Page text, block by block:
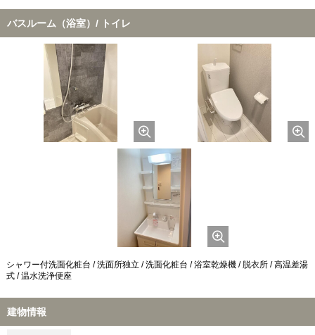
バスルーム（浴室）/ トイレ
シャワー付洗面化粧台 / 洗面所独立 / 洗面化粧台 / 浴室乾燥機 / 脱衣所 / 高温差湯
式 / 温水洗浄便座
建物情報